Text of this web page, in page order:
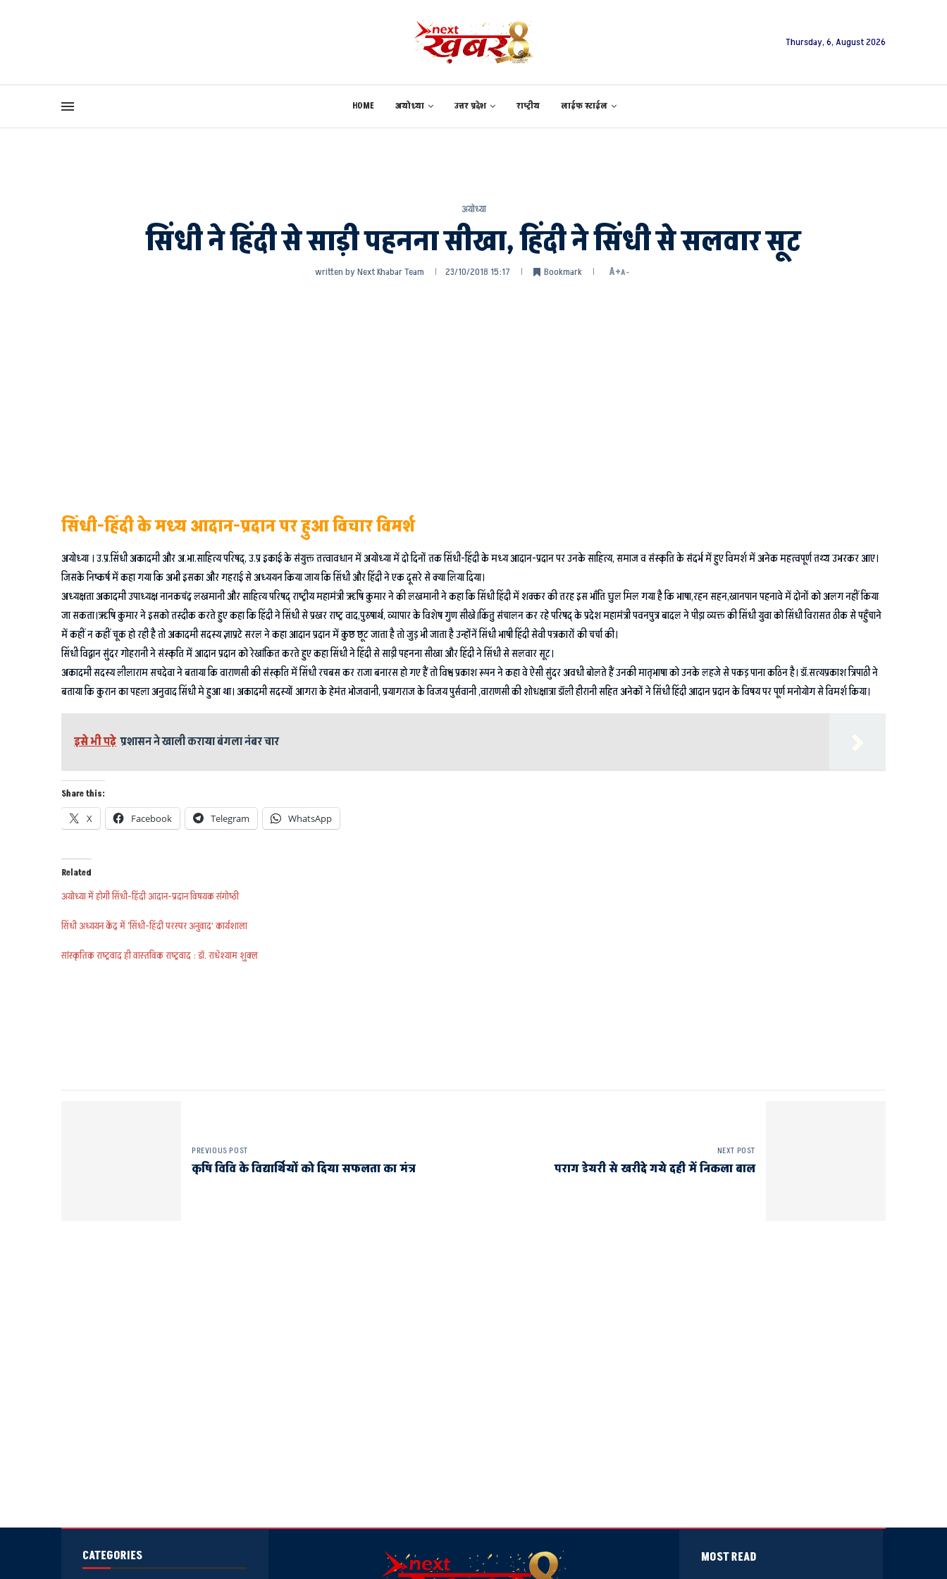
Thursday, 6, August 2026
HOME अयोध्या उत्तर प्रदेश राष्ट्रीय लाईफ स्टाईल
अयोध्या
सिंधी ने हिंदी से साड़ी पहनना सीखा, हिंदी ने सिंधी से सलवार सूट
written byNext Khabar Team 23/10/2018 15:17 Bookmark A+A-
सिंधी-हिंदी के मध्य आदान-प्रदान पर हुआ विचार विमर्श
अयोध्या । उ.प्र.सिंधी अकादमी और अ.भा.साहित्य परिषद्, उ.प्र इकाई के संयुक्त तत्वावधान में अयोध्या में दो दिनों तक सिंधी-हिंदी के मध्य आदान-प्रदान पर उनके साहित्य, समाज व संस्कृति के संदर्भ में हुए विमर्श में अनेक महत्वपूर्ण तथ्य उभरकर आए।
जिसके निष्कर्ष में कहा गया कि अभी इसका और गहराई से अध्ययन किया जाय कि सिंधी और हिंदी ने एक दूसरे से क्या लिया दिया।
अध्यक्षता अकादमी उपाध्यक्ष नानकचंद्र लखमानी और साहित्य परिषद् राष्ट्रीय महामंत्री ऋषि कुमार ने की लखमानी ने कहा कि सिंधी हिंदी में शक्कर की तरह इस भाँति घुल मिल गया है कि भाषा,रहन सहन,खानपान पहनावे में दोनों को अलग नहीं किया
जा सकता।ऋषि कुमार ने इसको तस्दीक करते हुए कहा कि हिंदी ने सिंधी से प्रखर राष्ट्र वाद,पुरुषार्थ, व्यापार के विशेष गुण सीखे।किंतु संचालन कर रहे परिषद् के प्रदेश महामंत्री पवनपुत्र बादल ने पीड़ा व्यक्त की सिंधी युवा को सिंधी विरासत ठीक से पहुँचाने
में कहीं न कहीं चूक हो रही है तो अकादमी सदस्य ज्ञाप्रटे सरल ने कहा आदान प्रदान में कुछ छूट जाता है तो जुड़ भी जाता है उन्होंनें सिंधी भाषी हिंदी सेवी पत्रकारों की चर्चा की।
सिंधी विद्वान सुंदर गोहरानी ने संस्कृति में आदान प्रदान को रेखांकित करते हुए कहा सिंधी ने हिंदी से साड़ी पहनना सीखा और हिंदी ने सिंधी से सलवार सूट।
अकादमी सदस्य लीलाराम सचदेवा ने बताया कि वाराणसी की संस्कृति में सिंधी रचबस कर राजा बनारस हो गए हैं तो विश्व प्रकाश रूपन ने कहा वे ऐसी सुंदर अवधी बोलते हैं उनकी मातृभाषा को उनके लहजे से पकड़ पाना कठिन है। डॉ.सत्यप्रकाश त्रिपाठी ने
बताया कि कुरान का पहला अनुवाद सिंधी मे हुआ था। अकादमी सदस्यों आगरा के हेमंत भोजवानी, प्रयागराज के विजय पुर्सवानी ,वाराणसी की शोधक्षात्रा डॉली हीरानी सहित अनेकों ने सिंधी हिंदी आदान प्रदान के विषय पर पूर्ण मनोयोग से विमर्श किया।
इसे भी पढ़े प्रशासन ने खाली कराया बंगला नंबर चार
Share this:
X Facebook Telegram WhatsApp
Related
अयोध्या में होगी सिंधी-हिंदी आदान-प्रदान विषयक संगोष्ठी
सिंधी अध्ययन केंद्र में ‘सिंधी-हिंदी परस्पर अनुवाद’ कार्यशाला
सांस्कृतिक राष्ट्रवाद ही वास्तविक राष्ट्रवाद : डॉ. राधेश्याम शुक्ल
PREVIOUS POST
कृषि विवि के विद्यार्थियों को दिया सफलता का मंत्र
NEXT POST
पराग डेयरी से खरीदे गये दही में निकला बाल
CATEGORIES MOST READ